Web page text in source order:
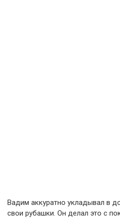
Вадим аккуратно укладывал в
свои рубашки. Он делал это с